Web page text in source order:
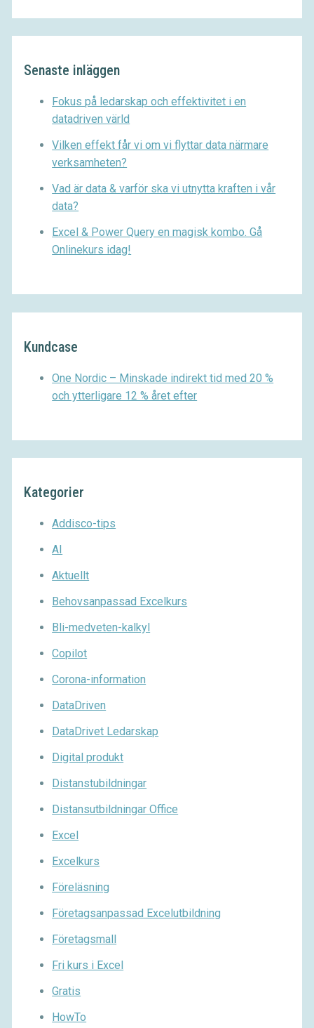
Senaste inläggen
Fokus på ledarskap och effektivitet i en
datadriven värld
Vilken effekt får vi om vi flyttar data närmare
verksamheten?
Vad är data & varför ska vi utnytta kraften i vår
data?
Excel & Power Query en magisk kombo. Gå
Onlinekurs idag!
Kundcase
One Nordic – Minskade indirekt tid med 20 %
och ytterligare 12 % året efter
Kategorier
Addisco-tips
AI
Aktuellt
Behovsanpassad Excelkurs
Bli-medveten-kalkyl
Copilot
Corona-information
DataDriven
DataDrivet Ledarskap
Digital produkt
Distanstubildningar
Distansutbildningar Office
Excel
Excelkurs
Föreläsning
Företagsanpassad Excelutbildning
Företagsmall
Fri kurs i Excel
Gratis
HowTo